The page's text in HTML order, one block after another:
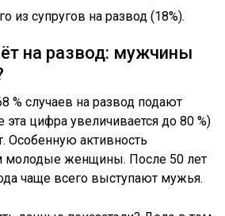
из супругов на развод (18%).
на развод: мужчины
% случаев на развод подают
цифра увеличивается до 80 %)
Особенную активность
молодые женщины. После 50 лет
чаще всего выступают мужья.